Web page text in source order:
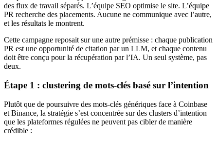
des flux de travail séparés. L’équipe SEO optimise le site. L’équipe
PR recherche des placements. Aucune ne communique avec l’autre,
et les résultats le montrent.
Cette campagne reposait sur une autre prémisse : chaque publication
PR est une opportunité de citation par un LLM, et chaque contenu
doit être conçu pour la récupération par l’IA. Un seul système, pas
deux.
Étape 1 : clustering de mots-clés basé sur l’intention
Plutôt que de poursuivre des mots-clés génériques face à Coinbase
et Binance, la stratégie s’est concentrée sur des clusters d’intention
que les plateformes régulées ne peuvent pas cibler de manière
crédible :